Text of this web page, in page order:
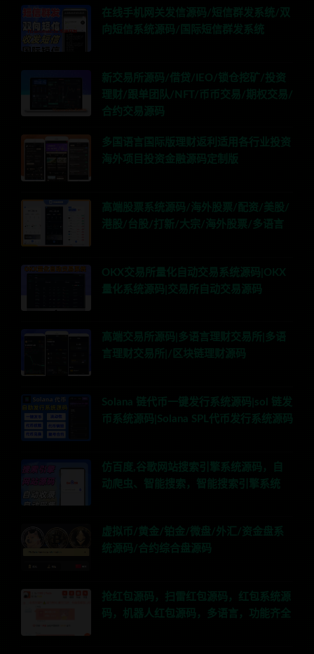
在线手机网关发信源码/短信群发系统/双
向短信系统源码/国际短信群发系统
新交易所源码/借贷/IEO/锁仓挖矿/投资
理财/跟单团队/NFT/币币交易/期权交易/
合约交易源码
多国语言国际版理财返利适用各行业投资
海外项目投资金融源码定制版
高端股票系统源码/海外股票/配资/美股/
港股/台股/打新/大宗/海外股票/多语言
OKX交易所量化自动交易系统源码|OKX
量化系统源码|交易所自动交易源码
高端交易所源码|多语言理财交易所|多语
言理财交易所|/区块链理财源码
Solana 链代币一键发行系统源码|sol 链发
币系统源码|Solana SPL代币发行系统源码
仿百度,谷歌网站搜索引擎系统源码，自
动爬虫、智能搜索，智能搜索引擎系统
虚拟币/黄金/铂金/微盘/外汇/资金盘系
统源码/合约综合盘源码
抢红包源码，扫雷红包源码，红包系统源
码，机器人红包源码，多语言，功能齐全